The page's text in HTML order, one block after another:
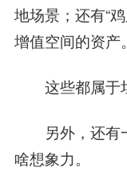
地场景；还有“
增值空间的资产。
这些都属于垃
另外，还有
啥想象力。